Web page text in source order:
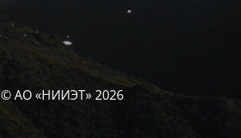
© АО «НИИЭТ» 2026